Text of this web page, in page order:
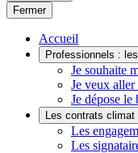
Fermer
Accueil
Professionnels :
Je souhaite
Je veux
Je dépose
Les contrats climat
Les
Les